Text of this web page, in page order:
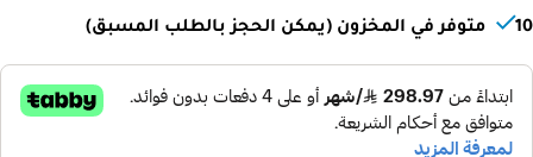
10 متوفر في المخزون (يمكن الحجز بالطلب المسبق)
كيف يمكنني مساعدتك؟